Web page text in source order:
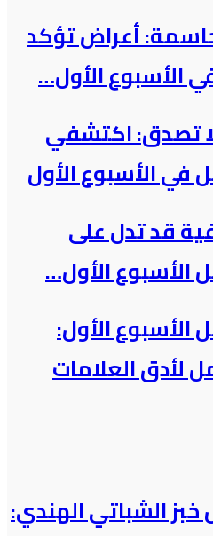
حاسمة: أعراض تؤكد
الأسبوع الأول…
لا تصدق: اكتشفي
في الأسبوع الأول
قد تدل على
الأسبوع الأول…
الأسبوع الأول:
لأدق العلامات
الشباتي الهندي: